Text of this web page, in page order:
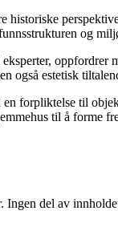
og
oppfordrer
også estetisk
forpliktelse til
til å forme
del av